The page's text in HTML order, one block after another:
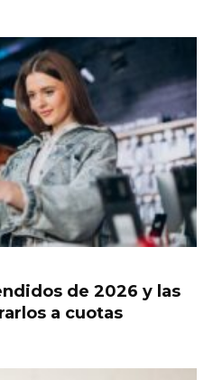
de 2026 y las
a cuotas